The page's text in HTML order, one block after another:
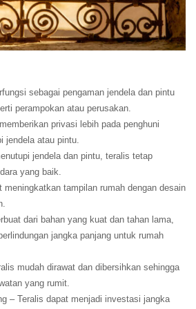
sebagai pengaman jendela dan pintu
perampokan atau perusakan.
privasi lebih pada penghuni
jendela atau pintu.
jendela dan pintu, teralis tetap
yang baik.
meningkatkan tampilan rumah dengan desain
dari bahan yang kuat dan tahan lama,
jangka panjang untuk rumah
mudah dirawat dan dibersihkan sehingga
yang rumit.
– Teralis dapat menjadi investasi jangka